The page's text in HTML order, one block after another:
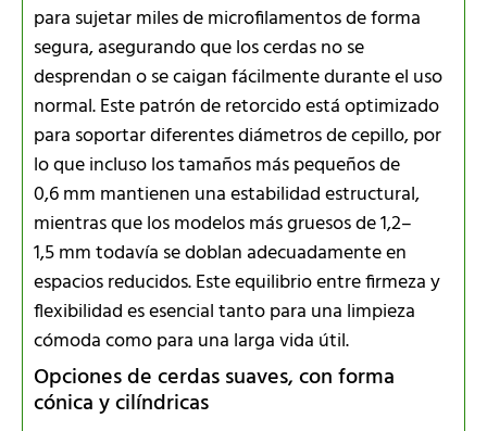
para sujetar miles de microfilamentos de forma
segura, asegurando que los cerdas no se
desprendan o se caigan fácilmente durante el uso
normal. Este patrón de retorcido está optimizado
para soportar diferentes diámetros de cepillo, por
lo que incluso los tamaños más pequeños de
0,6 mm mantienen una estabilidad estructural,
mientras que los modelos más gruesos de 1,2–
1,5 mm todavía se doblan adecuadamente en
espacios reducidos. Este equilibrio entre firmeza y
flexibilidad es esencial tanto para una limpieza
cómoda como para una larga vida útil.
Opciones de cerdas suaves, con forma
cónica y cilíndricas